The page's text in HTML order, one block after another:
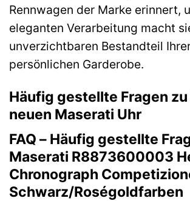
Rennwagen der Marke erinnert,
eleganten Verarbeitung macht
unverzichtbaren Bestandteil
persönlichen Garderobe.
Häufig gestellte Fragen zu
neuen Maserati Uhr
FAQ – Häufig gestellte
Maserati R8873600003
Chronograph
Schwarz/Roségoldfarben